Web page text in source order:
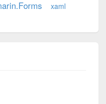
xaml